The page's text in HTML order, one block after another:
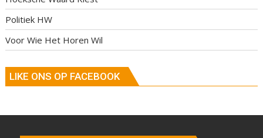
Politiek HW
Voor Wie Het Horen Wil
LIKE ONS OP FACEBOOK